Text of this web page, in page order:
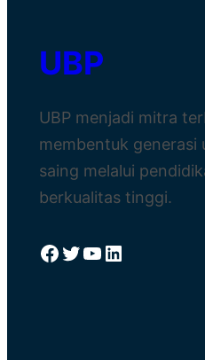
UBP
UBP menjadi mitra
membentuk generasi
saing melalui
berkualitas tinggi.
Facebook Twitter YouTube LinkedIn